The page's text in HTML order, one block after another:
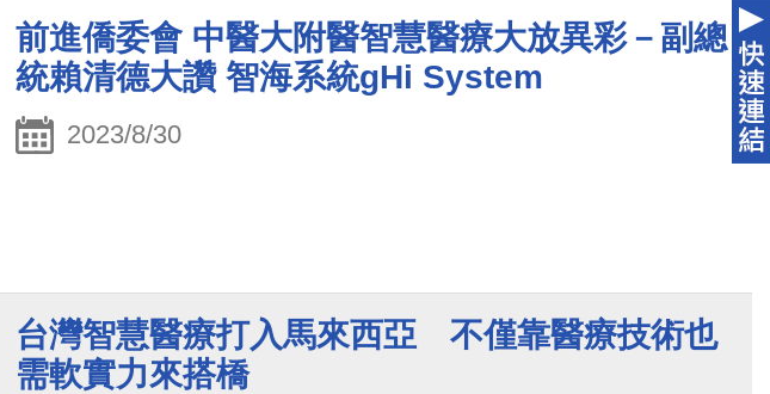
任指出，對於重度以上感音神經性聽力損失（大於七十分貝）的病人，助聽
器音量已經不足，須植入人工耳蝸方能改善聽覺；然而，言言母親在巨大經
濟壓力之下（人工耳蝸自費一套100萬台幣），僅能先預訂植入單耳（健保
只給付一耳），幸運的是，衛福部健保署今（112）年7月1日起放寬政策，
改為健保給付未滿18歲重度聽損者雙耳人工耳蝸，為使言言能夠擁有雙耳優
也是全國第一位健保給付雙耳植入人工耳蝸成功的個案。
前進僑委會 中醫大附醫智慧醫療大放異彩－副總
統賴清德大讚 智海系統gHi System
2023/8/30
台灣智慧醫療打入馬來西亞 不僅靠醫療技術也
需軟實力來搭橋